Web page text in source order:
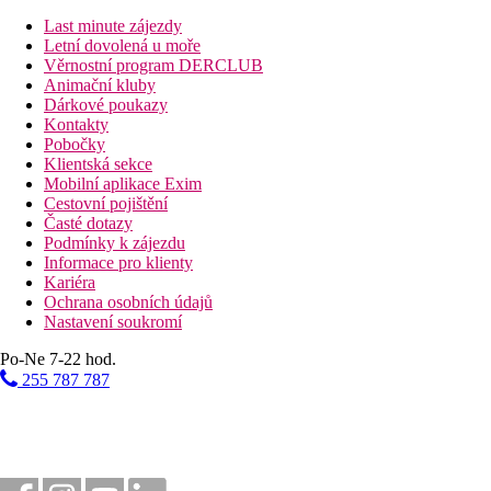
Fotogalerie
Last minute zájezdy
Letní dovolená u moře
Věrnostní program DERCLUB
Animační kluby
Dárkové poukazy
Kontakty
Pobočky
Klientská sekce
Mobilní aplikace Exim
Cestovní pojištění
Časté dotazy
Podmínky k zájezdu
Informace pro klienty
Kariéra
Ochrana osobních údajů
Nastavení soukromí
Po-Ne 7-22 hod.
255 787 787